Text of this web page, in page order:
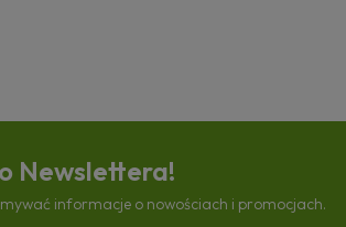
Newslettera!
informacje o nowościach i promocjach.